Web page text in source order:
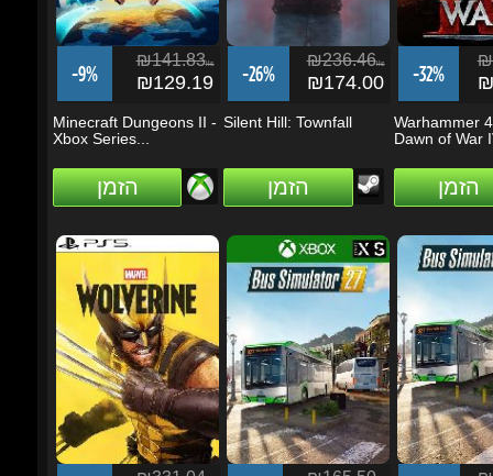
Minecraft Dungeons II -
Xbox Series...
הזמן
Silent Hill: Townfall
הזמן
Warhammer
Dawn of War IV
הזמן
-4%
₪331.04ils
₪318.38
Marvel’s Wolverine -
PS5 (Digital...
-8%
₪165.50ils
₪151.80
Bus Simulator 27 - Xbox
Series...
-38%
Bus Simulator